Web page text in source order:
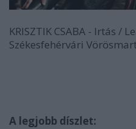
KRISZTIK CSABA - Irtás /
Székesfehérvári
A legjobb díszlet: